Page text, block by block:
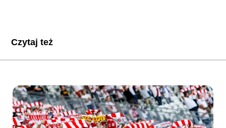
Czytaj też